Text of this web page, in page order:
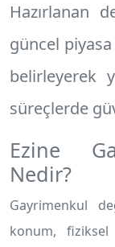
Hazırlanan
güncel
belirleyerek
süreçlerde
Ezine
Nedir?
Gayrimenkul
konum,